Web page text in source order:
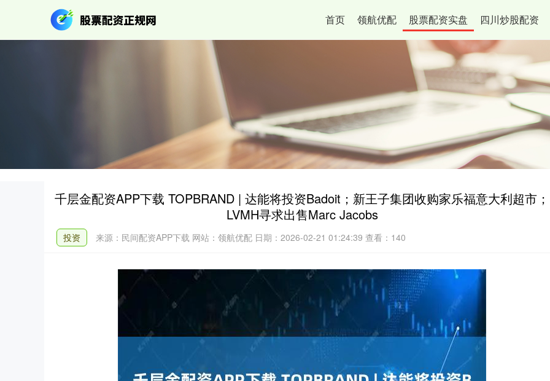
首页 领航优配 股票配资实盘 四川炒股配资
千层金配资APP下载 TOPBRAND | 达能将投资Badoit；新王子集团收购家乐福意大利超市；
LVMH寻求出售Marc Jacobs
投资 来源：民间配资APP下载 网站：领航优配 日期：2026-02-21 01:24:39 查看：140